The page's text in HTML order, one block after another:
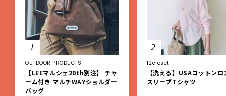
1
OUTDOOR PRODUCTS
【LEEマルシェ20th別注】 チャ
ーム付き マルチWAYショルダー
バッグ
2
12closet
【洗える】USAコットンロ
スリーブTシャツ